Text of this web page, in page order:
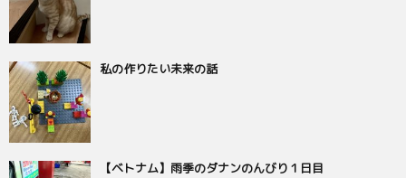
私の作りたい未来の話
【ベトナム】雨季のダナンのんびり１日目